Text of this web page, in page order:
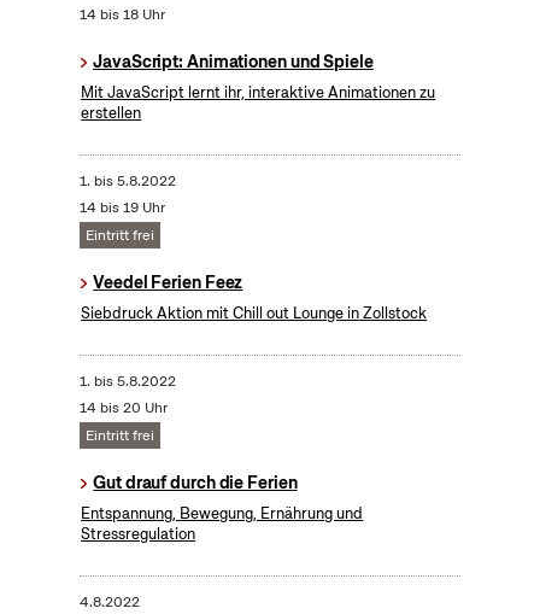
14 bis 18 Uhr
JavaScript: Animationen und Spiele
Mit JavaScript lernt ihr, interaktive Animationen zu
erstellen
1. bis5.8.2022
14 bis 19 Uhr
Eintritt frei
Veedel Ferien Feez
Siebdruck Aktion mit Chill out Lounge in Zollstock
1. bis5.8.2022
14 bis 20 Uhr
Eintritt frei
Gut drauf durch die Ferien
Entspannung, Bewegung, Ernährung und
Stressregulation
4.8.2022